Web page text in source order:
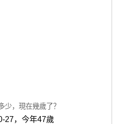
少，現在幾歲了？
27，今年47歲